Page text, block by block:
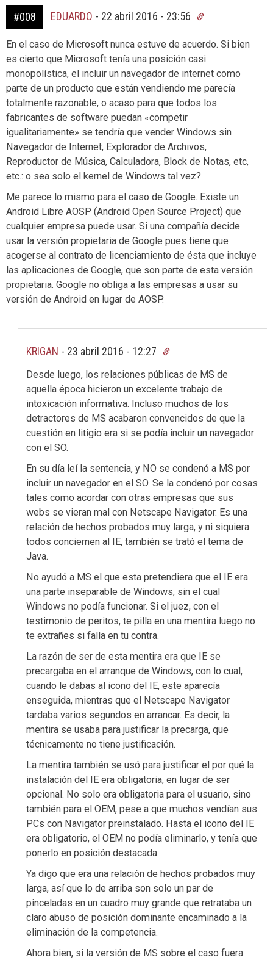
#008 EDUARDO - 22 abril 2016 - 23:56
En el caso de Microsoft nunca estuve de acuerdo. Si bien
es cierto que Microsoft tenía una posición casi
monopolística, el incluir un navegador de internet como
parte de un producto que están vendiendo me parecía
totalmente razonable, o acaso para que todos los
fabricantes de software puedan «competir
igualitariamente» se tendría que vender Windows sin
Navegador de Internet, Explorador de Archivos,
Reproductor de Música, Calculadora, Block de Notas, etc,
etc.: o sea solo el kernel de Windows tal vez?
Me parece lo mismo para el caso de Google. Existe un
Android Libre AOSP (Android Open Source Project) que
cualquier empresa puede usar. Si una compañía decide
usar la versión propietaria de Google pues tiene que
acogerse al contrato de licenciamiento de ésta que incluye
las aplicaciones de Google, que son parte de esta versión
propietaria. Google no obliga a las empresas a usar su
versión de Android en lugar de AOSP.
KRIGAN - 23 abril 2016 - 12:27
Desde luego, los relaciones públicas de MS de
aquella época hicieron un excelente trabajo de
intoxicación informativa. Incluso muchos de los
detractores de MS acabaron convencidos de que la
cuestión en litigio era si se podía incluir un navegador
con el SO.
En su día leí la sentencia, y NO se condenó a MS por
incluir un navegador en el SO. Se la condenó por cosas
tales como acordar con otras empresas que sus
webs se vieran mal con Netscape Navigator. Es una
relación de hechos probados muy larga, y ni siquiera
todos conciernen al IE, también se trató el tema de
Java.
No ayudó a MS el que esta pretendiera que el IE era
una parte inseparable de Windows, sin el cual
Windows no podía funcionar. Si el juez, con el
testimonio de peritos, te pilla en una mentira luego no
te extrañes si falla en tu contra.
La razón de ser de esta mentira era que IE se
precargaba en el arranque de Windows, con lo cual,
cuando le dabas al icono del IE, este aparecía
enseguida, mientras que el Netscape Navigator
tardaba varios segundos en arrancar. Es decir, la
mentira se usaba para justificar la precarga, que
técnicamente no tiene justificación.
La mentira también se usó para justificar el por qué la
instalación del IE era obligatoria, en lugar de ser
opcional. No solo era obligatoria para el usuario, sino
también para el OEM, pese a que muchos vendían sus
PCs con Navigator preinstalado. Hasta el icono del IE
era obligatorio, el OEM no podía eliminarlo, y tenía que
ponerlo en posición destacada.
Ya digo que era una relación de hechos probados muy
larga, así que lo de arriba son solo un par de
pinceladas en un cuadro muy grande que retrataba un
claro abuso de posición dominante encaminado a la
eliminación de la competencia.
Ahora bien, si la versión de MS sobre el caso fuera